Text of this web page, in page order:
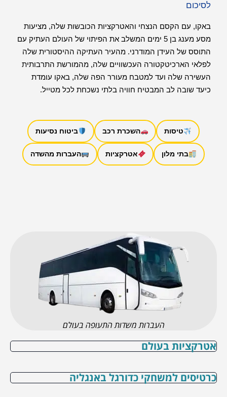
לסיכום
באקו, עם הקסם הנצחי והאטרקציות הכובשות שלה, מציעות
מסע מענג בן 5 ימים המשלב את הפיתוי של העולם העתיק עם
התוסס של העידן המודרני. מהעיר העתיקה ההיסטורית שלה
לפלאי הארכיטקטורה העכשוויים שלה, מהמורשת התרבותית
העשירה שלה ועד למטבח מעורר הפה שלה, באקו עומדת
כיעד שובה לב המבטיח חוויה בלתי נשכחת לכל מטייל.
טיסות השכרת רכב ביטוח נסיעות
בתי מלון אטרקציות העברות מהשדה
העברות משדות התעופה בעולם
אטרקציות בעולם
כרטיסים למשחקי כדורגל באנגליה